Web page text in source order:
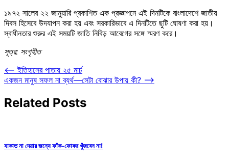
১৯৭২ সালের ২২ জানুয়ারি প্রকাশিত এক প্রজ্ঞাপনে এই দিনটিকে বাংলাদেশে জাতীয়
দিবস হিসেবে উদযাপন করা হয় এবং সরকারিভাবে এ দিনটিতে ছুটি ঘোষণা করা হয়।
স্বাধীনতার শুরুর এই সময়টি জাতি নিবিড় আবেগের সঙ্গে স্মরণ করে।
সূত্র: সংগৃহীত
Post
navigation
⟵ ইতিহাসের পাতায় ২৫ মার্চ
একজন মানুষ সফল না ব্যর্থ—সেটা বোঝার উপায় কী? ⟶
Related Posts
যাকাত না দেয়ার জন্যে ফাঁক-ফোকর খুঁজবেন না!